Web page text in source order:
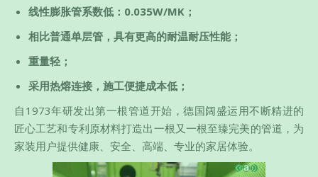
线性膨胀管系数低：0.035W/MK；
相比普通单层管，具有更高的耐温耐压性能；
重量轻；
采用热熔连接，施工便捷成本低；
自1973年研发出第一根管道开始，德国阔盛运用不断精进的
匠心工艺和专利原材料打造出一根又一根至臻完美的管道，为
家装用户提供健康、安全、高端、专业的家居体验。